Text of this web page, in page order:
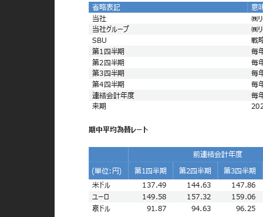
省略表記
当社
意
㈱
当社グループ
SBU
㈱
戦
毎
第1四半期
第2四半期
第3四半期
第4四半期
連結会計年度
来期
毎
毎
毎
毎
期中平均為替レート
前連結会計年度
(単位:円) 第1四半期 第2四半期
第3四半期
米ドル
ユーロ
豪ドル
137.49
149.58
91.87
144.63
157.32
94.63
147.86
159.06
96.25